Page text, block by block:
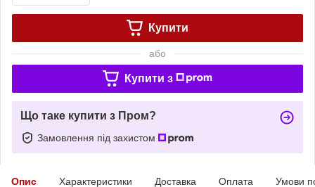
Купити
або
Купити з
Що таке купити з Пром?
Замовлення під захистом
Опис Характеристики Доставка Оплата Умови